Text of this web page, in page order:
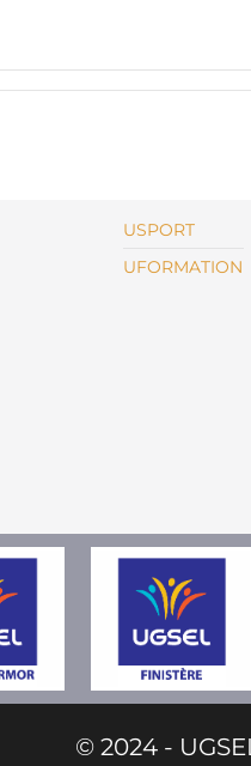
USPORT
UFORMATION
© 2024 -